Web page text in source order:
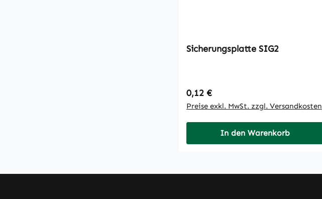
Sicherungsplatte SIG2
Regulärer Preis:
0,12 €
Preise exkl. MwSt. zzgl. Versandkosten
In den Warenkorb